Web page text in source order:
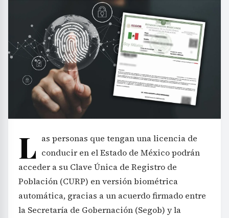
L as personas que tengan una licencia de
conducir en el Estado de México podrán
acceder a su Clave Única de Registro de
Población (CURP) en versión biométrica
automática, gracias a un acuerdo firmado entre
la Secretaría de Gobernación (Segob) y la